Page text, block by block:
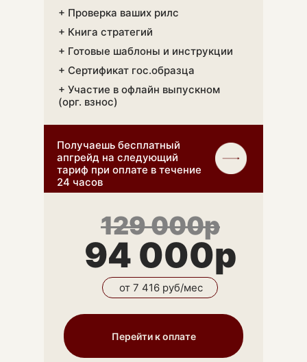
+ Проверка ваших рилс
+ Книга стратегий
+ Готовые шаблоны и инструкции
+ Сертификат гос.образца
+ Участие в офлайн выпускном
(орг. взнос)
129 000р
от 7 416 руб/мес
94 000р
Получаешь бесплатный
апгрейд на следующий
тариф при оплате в течение
24 часов
Перейти к оплате